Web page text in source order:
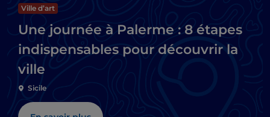
Ville d’art
Une journée à Palerme : 8 étapes
indispensables pour découvrir la
ville
Sicile